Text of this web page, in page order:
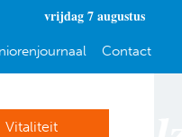
vrijdag 7 augustus
Contact
Vitaliteit